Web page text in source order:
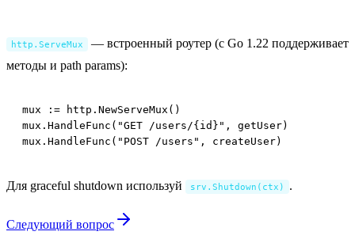
http.ServeMux
— встроенный роутер (с Go 1.22 поддерживает
методы и path params):
mux := http.NewServeMux()
mux.HandleFunc("GET /users/{id}", getUser)
mux.HandleFunc("POST /users", createUser)
Для graceful shutdown используй srv.Shutdown(ctx) .
Следующий вопрос